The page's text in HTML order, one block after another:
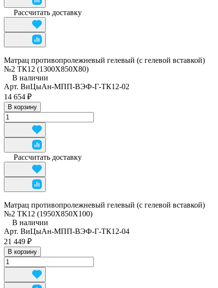
Рассчитать доставку
Матрац противопролежневый гелевый (с гелевой вставкой)
№2 ТК12 (1300Х850Х80)
В наличии
Арт. ВиЦыАн-МПП-ВЭФ-Г-ТК12-02
14 654 ₽
В корзину
Рассчитать доставку
Матрац противопролежневый гелевый (с гелевой вставкой)
№2 ТК12 (1950Х850Х100)
В наличии
Арт. ВиЦыАн-МПП-ВЭФ-Г-ТК12-04
21 449 ₽
В корзину